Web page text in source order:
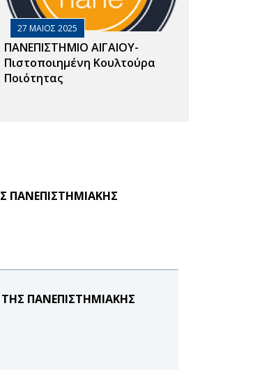
27 ΜΑΙΟΣ 2025
ΠΑΝΕΠΙΣΤΗΜΙΟ ΑΙΓΑΙΟΥ-
Πιστοποιημένη Κουλτούρα
Ποιότητας
ΠΑΝΕΠΙΣΤΗΜΙΑΚΗΣ
ΠΑΝΕΠΙΣΤΗΜΙΑΚΗΣ